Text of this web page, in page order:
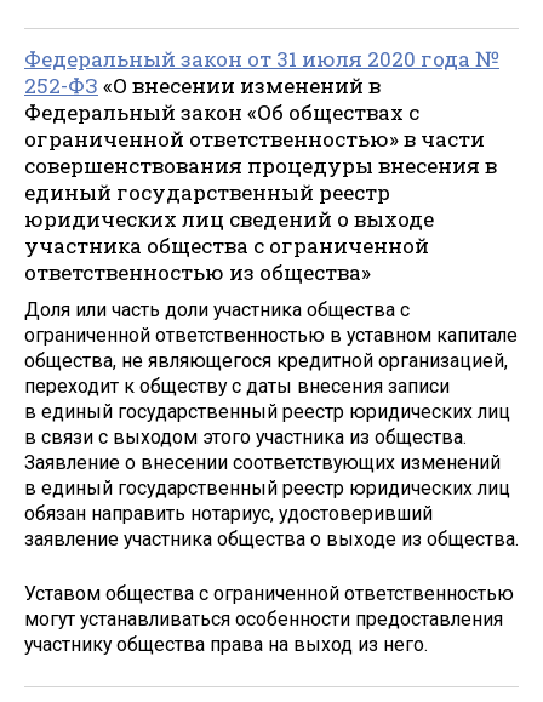
Федеральный закон от 31 июля 2020 года №
252-ФЗ «О внесении изменений в
Федеральный закон «Об обществах с
ограниченной ответственностью» в части
совершенствования процедуры внесения в
единый государственный реестр
юридических лиц сведений о выходе
участника общества с ограниченной
ответственностью из общества»
Доля или часть доли участника общества с
ограниченной ответственностью в уставном капитале
общества, не являющегося кредитной организацией,
переходит к обществу с даты внесения записи
в единый государственный реестр юридических лиц
в связи с выходом этого участника из общества.
Заявление о внесении соответствующих изменений
в единый государственный реестр юридических лиц
обязан направить нотариус, удостоверивший
заявление участника общества о выходе из общества.
Уставом общества с ограниченной ответственностью
могут устанавливаться особенности предоставления
участнику общества права на выход из него.